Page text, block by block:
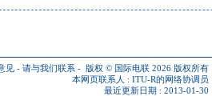
见 - 请与我们联系 - 版权 © 国际电联 2026 版权所有
本网页联系人 : ITU-R的网络协调员
最近更新日期 : 2013-01-30